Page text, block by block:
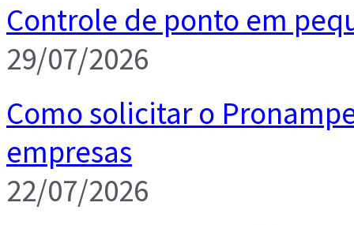
Controle de ponto em
29/07/2026
Como solicitar o
empresas
22/07/2026